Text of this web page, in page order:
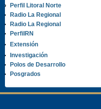
Perfil Litoral Norte
Radio La Regional
Radio La Regional
PerfilRN
Extensión
Investigación
Polos de Desarrollo
Posgrados